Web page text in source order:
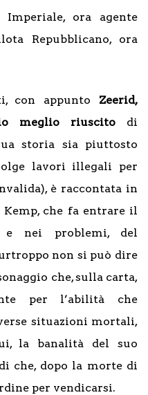
Imperiale, ora agente
Repubblicano, ora
con appunto Zeerid,
meglio riuscito di
storia sia piuttosto
lavori illegali per
è raccontata in
che fa entrare il
e nei problemi, del
non si può dire
che, sulla carta,
per l’abilità che
situazioni mortali,
la banalità del suo
che, dopo la morte di
per vendicarsi.